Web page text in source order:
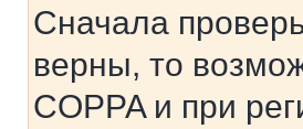
Сначала
верны, то
COPPA и при